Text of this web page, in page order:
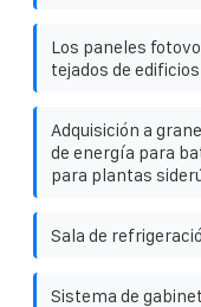
Los paneles
tejados de
Adquisición a
de energía para
para plantas
Sala de
Sistema de